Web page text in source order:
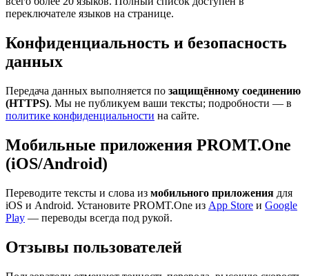
переключателе языков на странице.
Конфиденциальность и безопасность
данных
Передача данных выполняется по защищённому соединению
(HTTPS). Мы не публикуем ваши тексты; подробности — в
политике конфиденциальности на сайте.
Мобильные приложения PROMT.One
(iOS/Android)
Переводите тексты и слова из мобильного приложения для
iOS и Android. Установите PROMT.One из App Store и Google
Play — переводы всегда под рукой.
Отзывы пользователей